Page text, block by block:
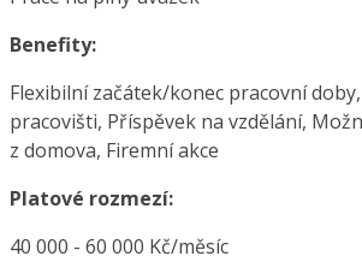
Benefity:
Flexibilní začátek/konec pracovní
pracovišti, Příspěvek na vzdělání,
z domova, Firemní akce
Platové rozmezí:
40 000 - 60 000 Kč/měsíc